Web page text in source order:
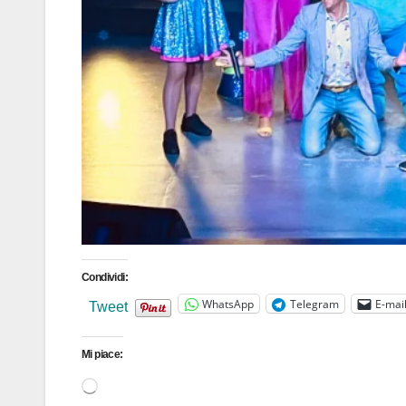
Condividi:
Tweet WhatsApp Telegram E-mail
Mi piace:
Caricamento